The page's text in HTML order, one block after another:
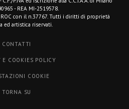
- REA MI-2519578.
con il n.37767. Tutti i diritti di proprietà
ed artistica riservati.
CONTATTI
E COOKIES POLICY
COOKIE
TORNA SU